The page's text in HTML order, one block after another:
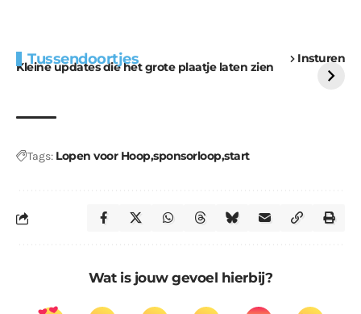
Tussendoortjes Insturen
Kleine updates die het grote plaatje laten zien
voor kabouters
uitdaging
Tags: Lopen voor Hoopsponsorloopstart
Wat is jouw gevoel hierbij?